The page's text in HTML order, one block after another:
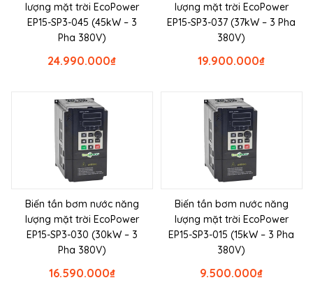
lượng mặt trời EcoPower
EP15-SP3-045 (45kW – 3
Pha 380V)
₫
24.990.000
lượng mặt trời EcoPower
EP15-SP3-037 (37kW – 3 Pha
380V)
₫
19.900.000
Biến tần bơm nước năng
lượng mặt trời EcoPower
EP15-SP3-030 (30kW – 3
Pha 380V)
₫
16.590.000
Biến tần bơm nước năng
lượng mặt trời EcoPower
EP15-SP3-015 (15kW – 3 Pha
380V)
₫
9.500.000